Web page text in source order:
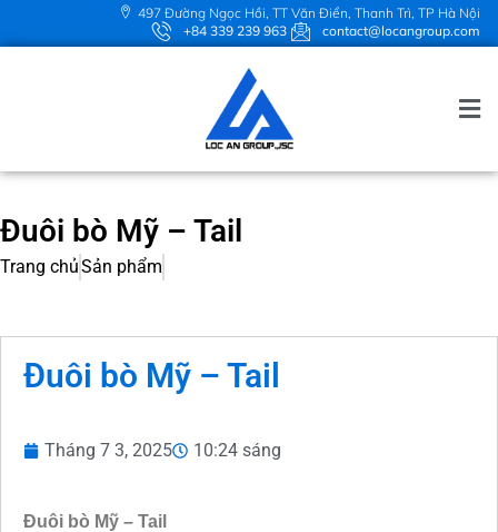
497 Đường Ngọc Hồi, TT Văn Điển, Thanh Trì, TP Hà Nội
+84 339 239 963
contact@locangroup.com
Đuôi bò Mỹ – Tail
Trang chủSản phẩm
Đuôi bò Mỹ – Tail
Tháng 7 3, 2025 10:24 sáng
Đuôi bò Mỹ – Tail